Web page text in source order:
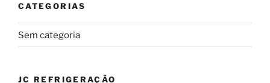
CATEGORIAS
Sem categoria
JC REFRIGERAÇÃO